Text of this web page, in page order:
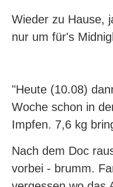
Wieder zu Hause,
nur um für's
"Heute (10.08)
Woche schon in
Impfen. 7,6 kg
Nach dem Doc
vorbei - brumm.